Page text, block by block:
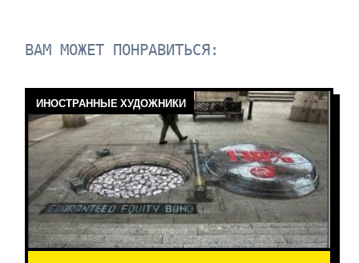
ВАМ МОЖЕТ ПОНРАВИТЬСЯ:
ИНОСТРАННЫЕ ХУДОЖНИКИ